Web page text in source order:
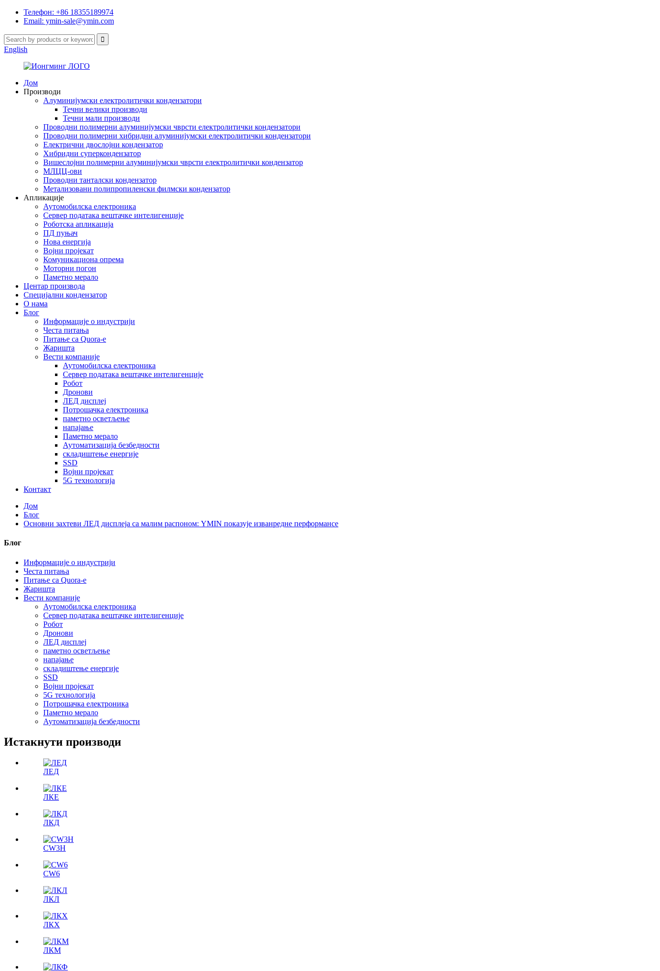
Телефон: +86 18355189974
Email: ymin-sale@ymin.com
English
Дом
Производи
Алуминијумски електролитички кондензатори
Течни велики производи
Течни мали производи
Проводни полимерни алуминијумски чврсти електролитички кондензатори
Проводни полимерни хибридни алуминијумски електролитички кондензатори
Електрични двослојни кондензатор
Хибридни суперкондензатор
Вишеслојни полимерни алуминијумски чврсти електролитички кондензатор
МЛЦЦ-ови
Проводни танталски кондензатор
Метализовани полипропиленски филмски кондензатор
Апликације
Аутомобилска електроника
Сервер података вештачке интелигенције
Роботска апликација
ПД пуњач
Нова енергија
Војни пројекат
Комуникациона опрема
Моторни погон
Паметно мерало
Центар производа
Специјални кондензатор
О нама
Блог
Информације о индустрији
Честа питања
Питање са Quora-е
Жаришта
Вести компаније
Аутомобилска електроника
Сервер података вештачке интелигенције
Робот
Дронови
ЛЕД дисплеј
Потрошачка електроника
паметно осветљење
напајање
Паметно мерало
Аутоматизација безбедности
складиштење енергије
SSD
Војни пројекат
5G технологија
Контакт
Дом
Блог
Основни захтеви ЛЕД дисплеја са малим распоном: YMIN показује изванредне перформансе
Блог
Информације о индустрији
Честа питања
Питање са Quora-е
Жаришта
Вести компаније
Аутомобилска електроника
Сервер података вештачке интелигенције
Робот
Дронови
ЛЕД дисплеј
паметно осветљење
напајање
складиштење енергије
SSD
Војни пројекат
5G технологија
Потрошачка електроника
Паметно мерало
Аутоматизација безбедности
Истакнути производи
ЛЕД
ЛКЕ
ЛКД
CW3H
CW6
ЛКЛ
ЛКX
ЛКМ